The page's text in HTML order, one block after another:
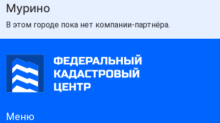
Мурино
В этом городе пока нет компании-партнёра.
Меню